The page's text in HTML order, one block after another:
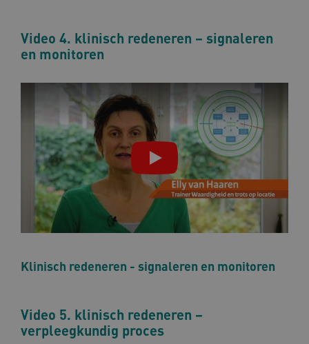
Video 4. klinisch redeneren – signaleren
en monitoren
Klinisch redeneren - signaleren en monitoren
Video 5. klinisch redeneren –
verpleegkundig proces
AWSALBCORS
Amazon.com Inc.
m484.omahasystem.nl
VISITOR_PRIVACY_METADATA
YouTube
.youtube.com
TiPMix
Google Privacy Policy